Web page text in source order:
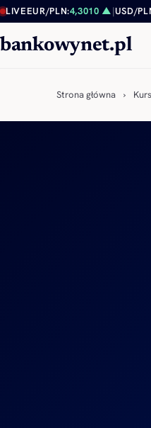
Przejdź do treści
LIVEEUR/PLN:4,3010 ▲|USD/
bankowynet.pl
Strona główna ›